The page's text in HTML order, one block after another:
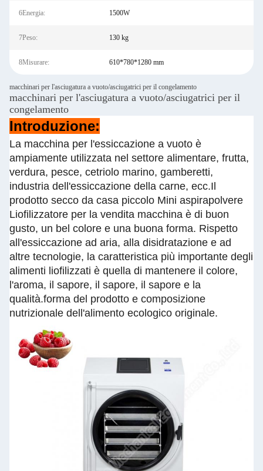
6Energia: 1500W
7Peso: 130 kg
8Misurare: 610*780*1280 mm
macchinari per l'asciugatura a vuoto/asciugatrici per il congelamento
macchinari per l'asciugatura a vuoto/asciugatrici per il
congelamento
Introduzione:
La macchina per l'essiccazione a vuoto è
ampiamente utilizzata nel settore alimentare, frutta,
verdura, pesce, cetriolo marino, gamberetti,
industria dell'essiccazione della carne, ecc.Il
prodotto secco da casa piccolo Mini aspirapolvere
Liofilizzatore per la vendita macchina è di buon
gusto, un bel colore e una buona forma. Rispetto
all'essiccazione ad aria, alla disidratazione e ad
altre tecnologie, la caratteristica più importante degli
alimenti liofilizzati è quella di mantenere il colore,
l'aroma, il sapore, il sapore, il sapore e la
qualità.forma del prodotto e composizione
nutrizionale dell'alimento ecologico originale.